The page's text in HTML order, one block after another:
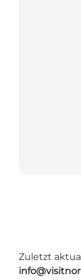
Zuletzt